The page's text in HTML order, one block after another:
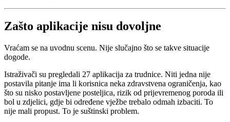
Zašto aplikacije nisu dovoljne
Vraćam se na uvodnu scenu. Nije slučajno što se takve situacije
dogode.
Istraživači su pregledali 27 aplikacija za trudnice. Niti jedna nije
postavila pitanje ima li korisnica neka zdravstvena ograničenja, kao
što su nisko postavljene posteljica, rizik od prijevremenog poroda ili
bol u zdjelici, gdje bi određene vježbe trebalo odmah izbaciti. To
nije mali propust. To je suštinski problem.